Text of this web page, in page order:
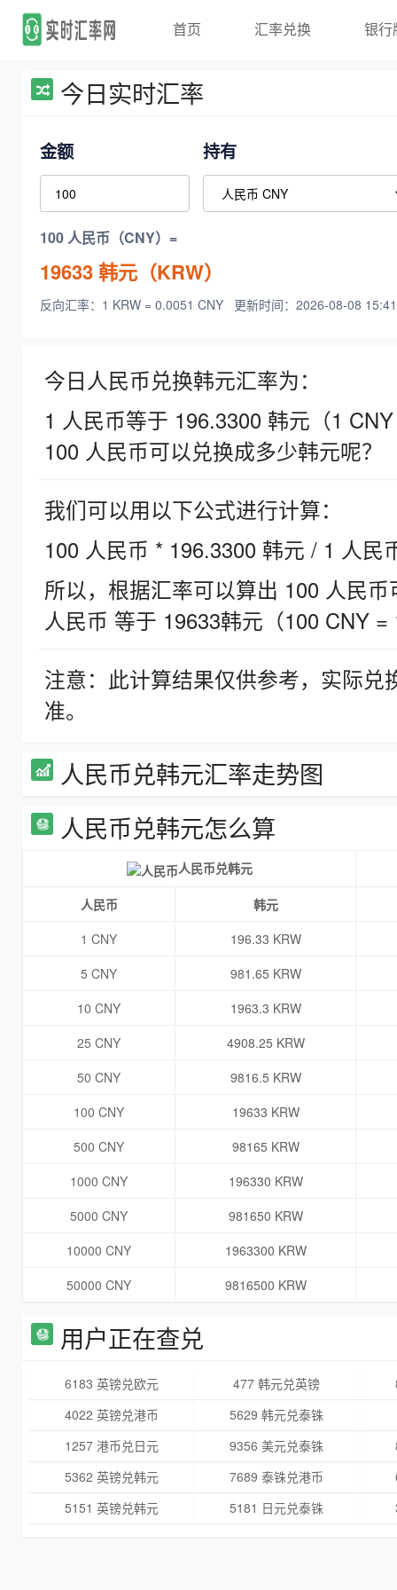
首页 汇率兑换 银行
今日实时汇率
金额 持有
100 人民币（CNY）=
19633韩元（KRW）
反向汇率：1 KRW = 0.0051 CNY 更新时间：2026-08-08
今日人民币兑换韩元汇率为：
1 人民币等于 196.3300 韩元（1
100 人民币可以兑换成多少韩元呢？
我们可以用以下公式进行计算：
100 人民币 * 196.3300 韩元 / 1 人民
所以，根据汇率可以算出 100 人民
人民币 等于 19633韩元（100 CNY =
注意：此计算结果仅供参考，实际
准。
人民币兑韩元汇率走势图
人民币兑韩元怎么算
人民币兑韩元
人民币
韩元
1 CNY
196.33 KRW
5 CNY
981.65 KRW
10 CNY
1963.3 KRW
25 CNY
4908.25 KRW
50 CNY
9816.5 KRW
100 CNY
19633 KRW
500 CNY
98165 KRW
1000 CNY
196330 KRW
5000 CNY
981650 KRW
10000 CNY
1963300 KRW
50000 CNY
9816500 KRW
用户正在查兑
6183 英镑兑欧元 477 韩元兑英镑
4022 英镑兑港币
5629 韩元兑泰铢
1257 港币兑日元
9356 美元兑泰铢
5362 英镑兑韩元
7689 泰铢兑港币
5151 英镑兑韩元
5181 日元兑泰铢